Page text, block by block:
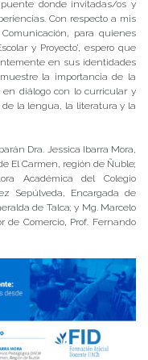
donde invitadas/os y
Con respecto a mis
para quienes
y Proyecto’, espero que
en sus identidades
la importancia de la
diálogo con lo curricular y
la lengua, la literatura y la
Dra. Jessica Ibarra Mora,
El Carmen, región de Ñuble;
Académica del Colegio
Sepúlveda, Encargada de
de Talca; y Mg. Marcelo
de Comercio, Prof. Fernando